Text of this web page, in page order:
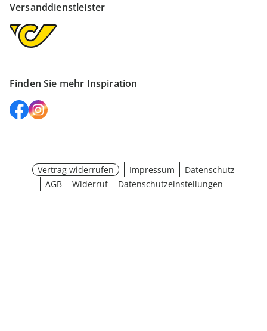
Versanddienstleister
Finden Sie mehr Inspiration
Vertrag widerrufen Impressum
Datenschutz
AGB
Widerruf Datenschutzeinstellungen